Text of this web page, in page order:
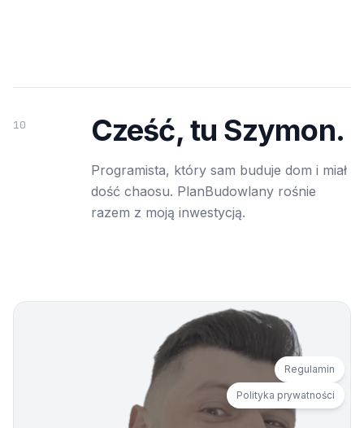
10 Cześć, tu Szymon.
Programista, który sam buduje dom i miał
dość chaosu. PlanBudowlany rośnie
razem z moją inwestycją.
Regulamin
Polityka prywatności